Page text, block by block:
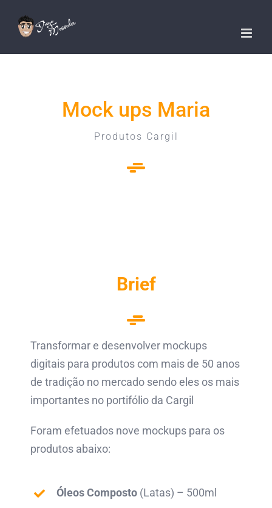
para
Mock ups Maria
Produtos Cargil
Brief
Transformar e desenvolver mockups
digitais para produtos com mais de 50 anos
de tradição no mercado sendo eles os mais
importantes no portifólio da Cargil
Foram efetuados nove mockups para os
produtos abaixo:
Óleos Composto (Latas) – 500ml